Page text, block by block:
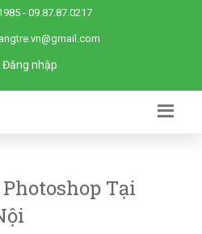
- 09.87.87.0217
Đăng nhập
Tại